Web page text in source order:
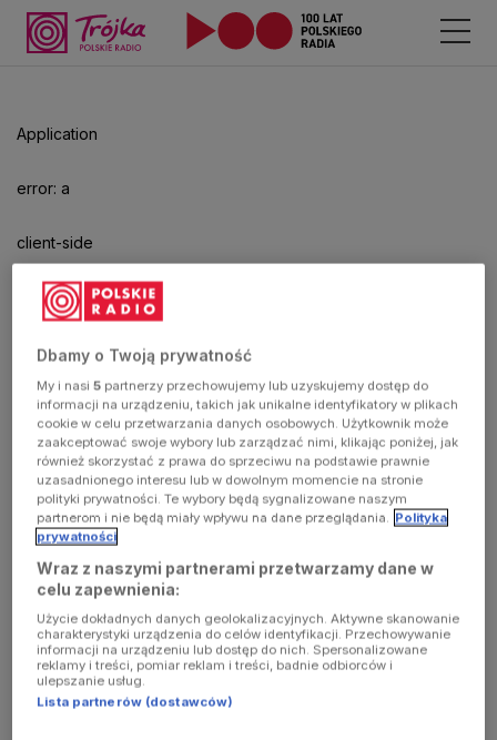
Application
error: a
client-side
exception
has
occurred
(see the
browser
console for
more
information)
aby
odtwarzać.
Dbamy o Twoją prywatność
My i nasi5 partnerzy przechowujemy lub uzyskujemy dostęp do
informacji na urządzeniu, takich jak unikalne identyfikatory w plikach
cookie w celu przetwarzania danych osobowych. Użytkownik może
zaakceptować swoje wybory lub zarządzać nimi, klikając poniżej, jak
również skorzystać z prawa do sprzeciwu na podstawie prawnie
uzasadnionego interesu lub w dowolnym momencie na stronie
polityki prywatności. Te wybory będą sygnalizowane naszym
partnerom i nie będą miały wpływu na dane przeglądania. Polityka
prywatności
Wraz z naszymi partnerami przetwarzamy dane w
celu zapewnienia:
Użycie dokładnych danych geolokalizacyjnych. Aktywne skanowanie
charakterystyki urządzenia do celów identyfikacji. Przechowywanie
informacji na urządzeniu lub dostęp do nich. Spersonalizowane
reklamy i treści, pomiar reklam i treści, badnie odbiorców i
ulepszanie usług.
Lista partnerów (dostawców)